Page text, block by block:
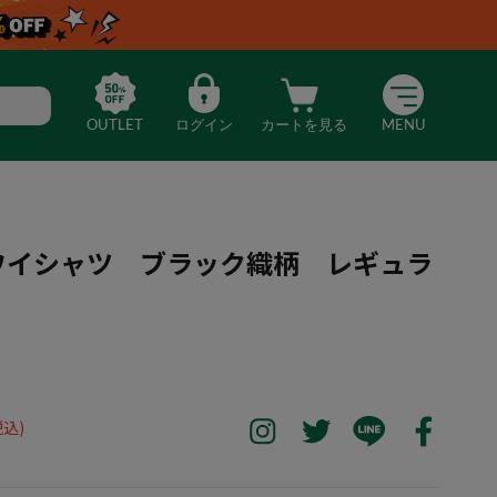
OUTLET ログイン カートを見る MENU
イシャツ ブラック織柄 レギュラ
)